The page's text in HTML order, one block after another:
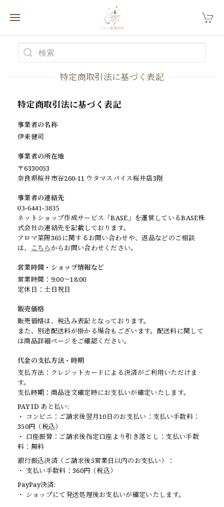
特定商取引法に基づく表記
特定商取引法に基づく表記
事業者の名称
伊来健司
事業者の所在地
〒6330053
奈良県桜井市谷260-11 ウタマスパイス桜井店3階
事業者の連絡先
ネットショップ作成サービス「BASE」を運営しているBASE株
式会社の連絡先を記載しております。
アロマ菜陽365に関するお問い合わせや、返品などのご相談
は、
こちらからお問い合わせください。
営業時間・ショップ情報など
営業時間：9:00〜18:00
定休日：土日祝日
販売価格
販売価格は、税込み表記となっております。
また、別途配送料が掛かる場合もございます。配送料に関して
は商品詳細ページをご確認ください。
代金の支払方法・時期
支払方法：クレジットカードによる決済がご利用いただけま
す。
支払時期：商品注文確定時にお支払いが確定いたします。
PAY ID あと払い:
・ コンビニ：ご請求後翌月10日のお支払い：支払い手数料：
350円（税込）
・ 口座振替：ご請求後指定口座より引き落とし：支払い手数
料：無料
銀行振込決済（ご請求後5営業日以内のお支払い）：
・ 支払い手数料：360円（税込）
PayPay決済:
・ ショップにて発送処理後お支払いが確定いたします。